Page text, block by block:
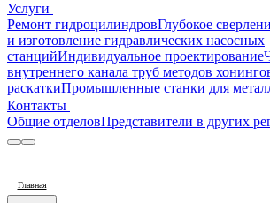
Услуги
Ремонт гидроцилиндровГлубокое
и изготовление гидравлических насосных
станцийИндивидуальное проектирование
внутреннего канала труб методов
раскаткиПромышленные станки для
Контакты
Общие отделовПредставители в других
Главная